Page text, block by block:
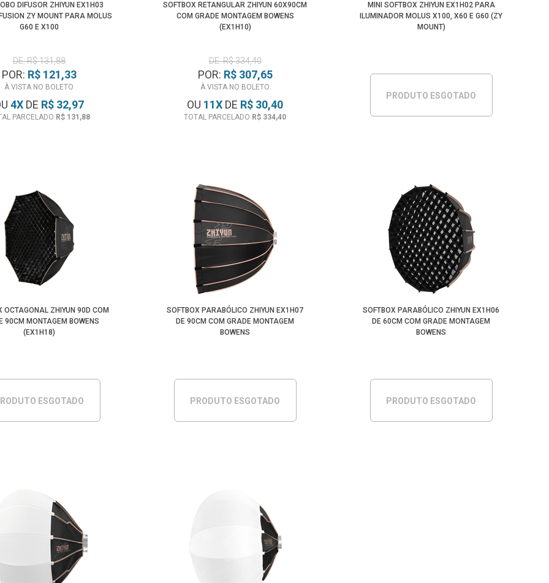
DIFUSOR ZHIYUN EX1H03
ZY MOUNT PARA MOLUS
G60 E X100
DE: R$ 131,88
POR: R$ 121,33
À VISTA NO BOLETO
4X DE R$ 32,97
PARCELADO R$ 131,88
SOFTBOX RETANGULAR ZHIYUN 60X90CM
COM GRADE MONTAGEM BOWENS
(EX1H10)
DE: R$ 334,40
POR: R$ 307,65
À VISTA NO BOLETO
OU 11X DE R$ 30,40
TOTAL PARCELADO R$ 334,40
MINI SOFTBOX ZHIYUN EX1H02 PARA
ILUMINADOR MOLUS X100, X60 E G60 (ZY
MOUNT)
PRODUTO ESGOTADO
OCTAGONAL ZHIYUN 90D COM
90CM MONTAGEM BOWENS
(EX1H18)
ESGOTADO
SOFTBOX PARABÓLICO ZHIYUN EX1H07
DE 90CM COM GRADE MONTAGEM
BOWENS
PRODUTO ESGOTADO
SOFTBOX PARABÓLICO ZHIYUN EX1H06
DE 60CM COM GRADE MONTAGEM
BOWENS
PRODUTO ESGOTADO